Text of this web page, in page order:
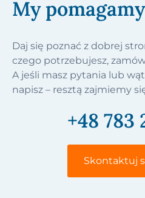
My
Daj się poznać z dobrej
czego potrzebujesz,
A jeśli masz pytania lub
napisz – resztą zajmiemy
+48 783
Skontaktuj